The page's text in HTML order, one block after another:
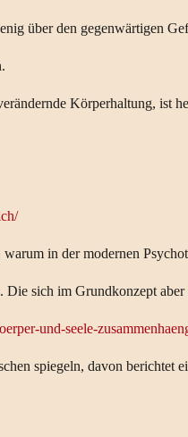
über den gegenwärtigen
Körperhaltung, ist
in der modernen
Die sich im Grundkonzept aber
und-seele-
spiegeln, davon berichtet